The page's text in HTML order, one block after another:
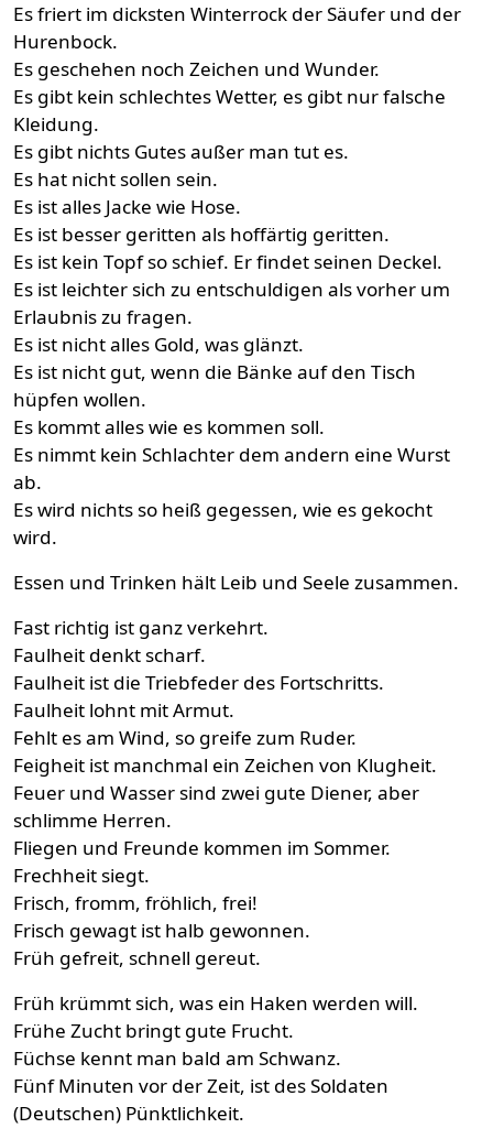
Es friert im dicksten Winterrock der Säufer und der
Hurenbock.
Es geschehen noch Zeichen und Wunder.
Es gibt kein schlechtes Wetter, es gibt nur falsche
Kleidung.
Es gibt nichts Gutes außer man tut es.
Es hat nicht sollen sein.
Es ist alles Jacke wie Hose.
Es ist besser geritten als hoffärtig geritten.
Es ist kein Topf so schief. Er findet seinen Deckel.
Es ist leichter sich zu entschuldigen als vorher um
Erlaubnis zu fragen.
Es ist nicht alles Gold, was glänzt.
Es ist nicht gut, wenn die Bänke auf den Tisch
hüpfen wollen.
Es kommt alles wie es kommen soll.
Es nimmt kein Schlachter dem andern eine Wurst
ab.
Es wird nichts so heiß gegessen, wie es gekocht
wird.
Essen und Trinken hält Leib und Seele zusammen.
Fast richtig ist ganz verkehrt.
Faulheit denkt scharf.
Faulheit ist die Triebfeder des Fortschritts.
Faulheit lohnt mit Armut.
Fehlt es am Wind, so greife zum Ruder.
Feigheit ist manchmal ein Zeichen von Klugheit.
Feuer und Wasser sind zwei gute Diener, aber
schlimme Herren.
Fliegen und Freunde kommen im Sommer.
Frechheit siegt.
Frisch, fromm, fröhlich, frei!
Frisch gewagt ist halb gewonnen.
Früh gefreit, schnell gereut.
Früh krümmt sich, was ein Haken werden will.
Frühe Zucht bringt gute Frucht.
Füchse kennt man bald am Schwanz.
Fünf Minuten vor der Zeit, ist des Soldaten
(Deutschen) Pünktlichkeit.